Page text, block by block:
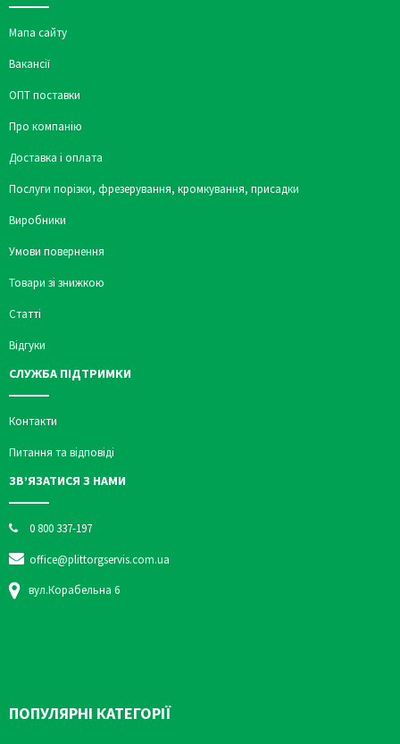
Мапа сайту
Вакансії
ОПТ поставки
Про компанію
Доставка і оплата
Послуги порізки, фрезерування, кромкування, присадки
Виробники
Умови повернення
Товари зі знижкою
Статті
Відгуки
СЛУЖБА ПІДТРИМКИ
Контакти
Питання та відповіді
ЗВ’ЯЗАТИСЯ З НАМИ
0 800 337-197
office@plittorgservis.com.ua
вул.Корабельна 6
ПОПУЛЯРНІ КАТЕГОРІЇ